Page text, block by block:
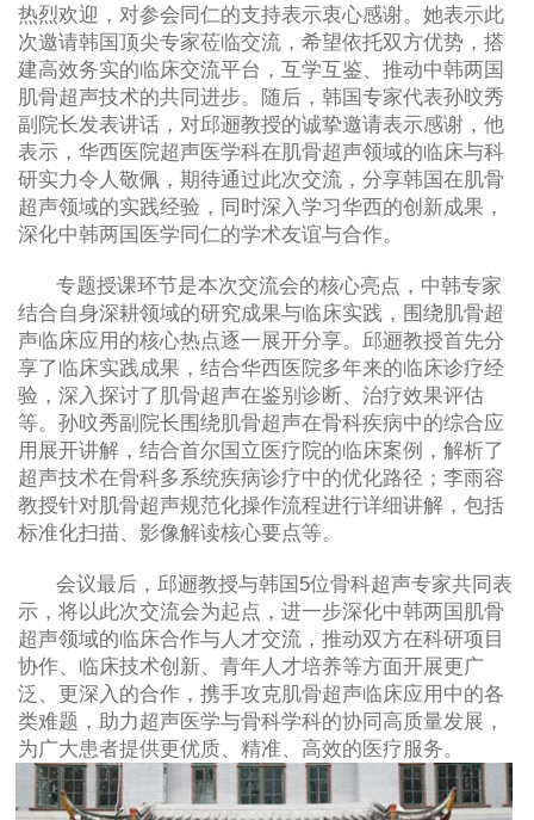
热烈欢迎，对参会同仁的支持表示衷心感谢。她表示此
次邀请韩国顶尖专家莅临交流，希望依托双方优势，搭
建高效务实的临床交流平台，互学互鉴、推动中韩两国
肌骨超声技术的共同进步。随后，韩国专家代表孙旼秀
副院长发表讲话，对邱逦教授的诚挚邀请表示感谢，他
表示，华西医院超声医学科在肌骨超声领域的临床与科
研实力令人敬佩，期待通过此次交流，分享韩国在肌骨
超声领域的实践经验，同时深入学习华西的创新成果，
深化中韩两国医学同仁的学术友谊与合作。
专题授课环节是本次交流会的核心亮点，中韩专家
结合自身深耕领域的研究成果与临床实践，围绕肌骨超
声临床应用的核心热点逐一展开分享。邱逦教授首先分
享了临床实践成果，结合华西医院多年来的临床诊疗经
验，深入探讨了肌骨超声在鉴别诊断、治疗效果评估
等。孙旼秀副院长围绕肌骨超声在骨科疾病中的综合应
用展开讲解，结合首尔国立医疗院的临床案例，解析了
超声技术在骨科多系统疾病诊疗中的优化路径；李雨容
教授针对肌骨超声规范化操作流程进行详细讲解，包括
标准化扫描、影像解读核心要点等。
会议最后，邱逦教授与韩国 5位骨科超声专家共同表
示，将以此次交流会为起点，进一步深化中韩两国肌骨
超声领域的临床合作与人才交流，推动双方在科研项目
协作、临床技术创新、青年人才培养等方面开展更广
泛、更深入的合作，携手攻克肌骨超声临床应用中的各
类难题，助力超声医学与骨科学科的协同高质量发展，
为广大患者提供更优质、精准、高效的医疗服务。